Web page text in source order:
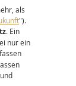
als
").
. Ein
nur ein